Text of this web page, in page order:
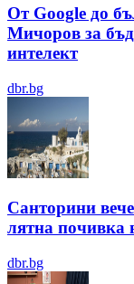
От Google до
Мичоров за
интелект
dbr.bg
Санторини
лятна почивка
dbr.bg